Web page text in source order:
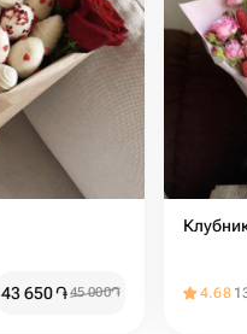
43 650֏45 000֏ 4.68